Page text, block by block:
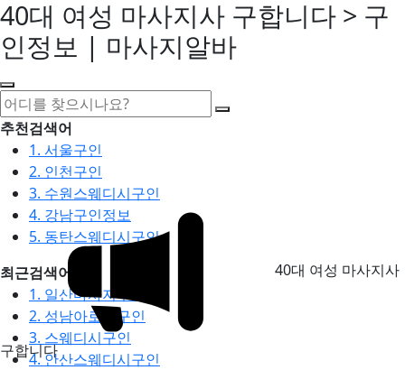
40대 여성 마사지사 구합니다 > 구
인정보 | 마사지알바
추천검색어
1. 서울구인
2. 인천구인
3. 수원스웨디시구인
4. 강남구인정보
5. 동탄스웨디시구인
최근검색어
1. 일산마사지구인
2. 성남아로마구인
3. 스웨디시구인
4. 안산스웨디시구인
40대 여성 마사지사
구합니다